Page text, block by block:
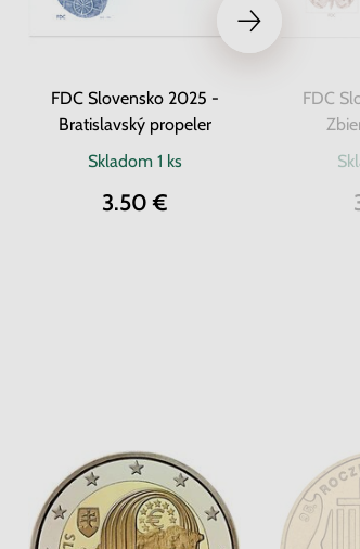
FDC Slovensko 2025 -
Bratislavský propeler
Skladom 1 ks
3.50 €
FDC